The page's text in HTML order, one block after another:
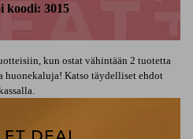
koodi: 3015
kun ostat vähintään 2 tuotetta
huonekaluja! Katso täydelliset ehdot